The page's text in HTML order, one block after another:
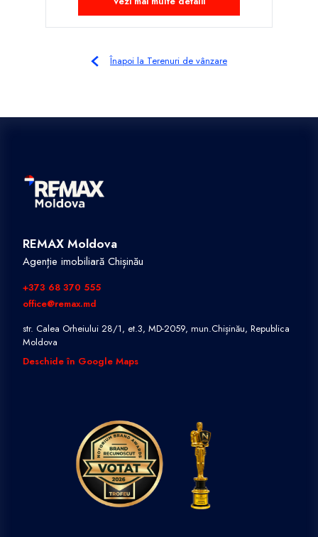
Înapoi la Terenuri de vânzare
REMAX Moldova
Agenție imobiliară Chișinău
+373 68 370 555
office@remax.md
str. Calea Orheiului 28/1, et.3, MD-2059, mun.Chișinău, Republica
Moldova
Deschide în Google Maps